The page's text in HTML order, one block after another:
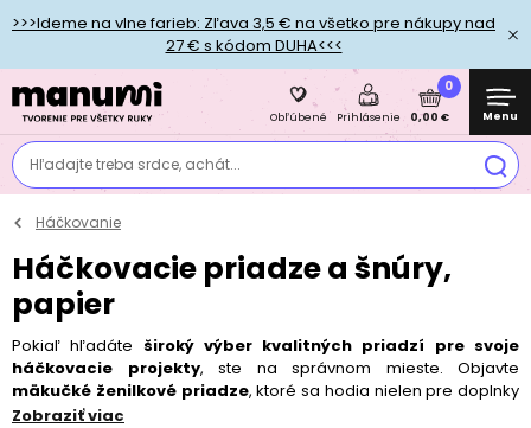
>>>Ideme na vlne farieb: Zľava 3,5 € na všetko pre nákupy nad
27 € s kódom DUHA<<<
Hľadajte treba srdce, achát...
Obľúbené Prihlásenie
0
0,00 € Menu
Háčkovanie
Háčkovacie priadze a šnúry,
papier
Pokiaľ hľadáte široký výber kvalitných priadzí pre svoje
háčkovacie projekty, ste na správnom mieste. Objavte
mäkučké ženilkové priadze, ktoré sa hodia nielen pre doplnky
pre najmenších, obľúbené
Zobraziť viac